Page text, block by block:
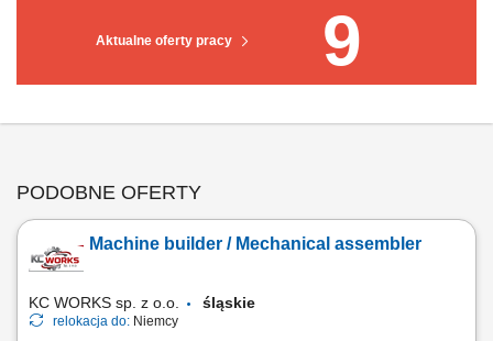
Aktualne oferty pracy 9
PODOBNE OFERTY
Machine builder / Mechanical assembler
KC WORKS sp. z o.o. śląskie
relokacja do: Niemcy